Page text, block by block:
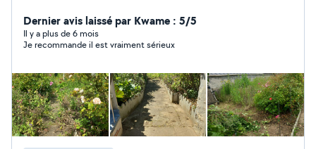
Dernier avis laissé par Kwame : 5/5
Il y a plus de 6 mois
Je recommande il est vraiment sérieux